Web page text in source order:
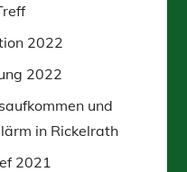
2022
2022
und
in Rickelrath
2021